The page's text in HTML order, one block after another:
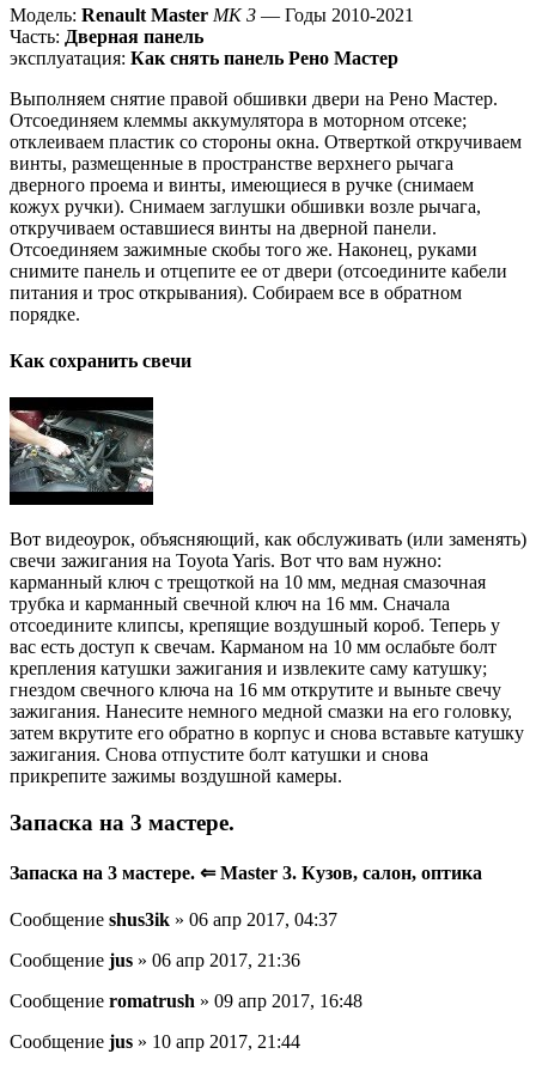
Модель: Renault Master MK 3 — Годы 2010-2021
Часть: Дверная панель
эксплуатация: Как снять панель Рено Мастер
Выполняем снятие правой обшивки двери на Рено Мастер.
Отсоединяем клеммы аккумулятора в моторном отсеке;
отклеиваем пластик со стороны окна. Отверткой откручиваем
винты, размещенные в пространстве верхнего рычага
дверного проема и винты, имеющиеся в ручке (снимаем
кожух ручки). Снимаем заглушки обшивки возле рычага,
откручиваем оставшиеся винты на дверной панели.
Отсоединяем зажимные скобы того же. Наконец, руками
снимите панель и отцепите ее от двери (отсоедините кабели
питания и трос открывания). Собираем все в обратном
порядке.
Как сохранить свечи
Вот видеоурок, объясняющий, как обслуживать (или заменять)
свечи зажигания на Toyota Yaris. Вот что вам нужно:
карманный ключ с трещоткой на 10 мм, медная смазочная
трубка и карманный свечной ключ на 16 мм. Сначала
отсоедините клипсы, крепящие воздушный короб. Теперь у
вас есть доступ к свечам. Карманом на 10 мм ослабьте болт
крепления катушки зажигания и извлеките саму катушку;
гнездом свечного ключа на 16 мм открутите и выньте свечу
зажигания. Нанесите немного медной смазки на его головку,
затем вкрутите его обратно в корпус и снова вставьте катушку
зажигания. Снова отпустите болт катушки и снова
прикрепите зажимы воздушной камеры.
Запаска на 3 мастере.
Запаска на 3 мастере. ⇐ Master 3. Кузов, салон, оптика
Сообщение shus3ik » 06 апр 2017, 04:37
Сообщение jus » 06 апр 2017, 21:36
Сообщение romatrush » 09 апр 2017, 16:48
Сообщение jus » 10 апр 2017, 21:44